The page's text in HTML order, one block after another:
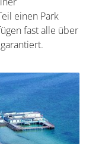
Länge von
besteht aus
Teil einen